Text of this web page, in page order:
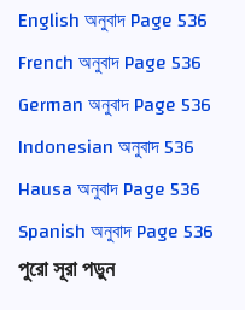
English অনুবাদ Page 536
French অনুবাদ Page 536
German অনুবাদ Page 536
Indonesian অনুবাদ 536
Hausa অনুবাদ Page 536
Spanish অনুবাদ Page 536
পুরো সূরা পড়ুন